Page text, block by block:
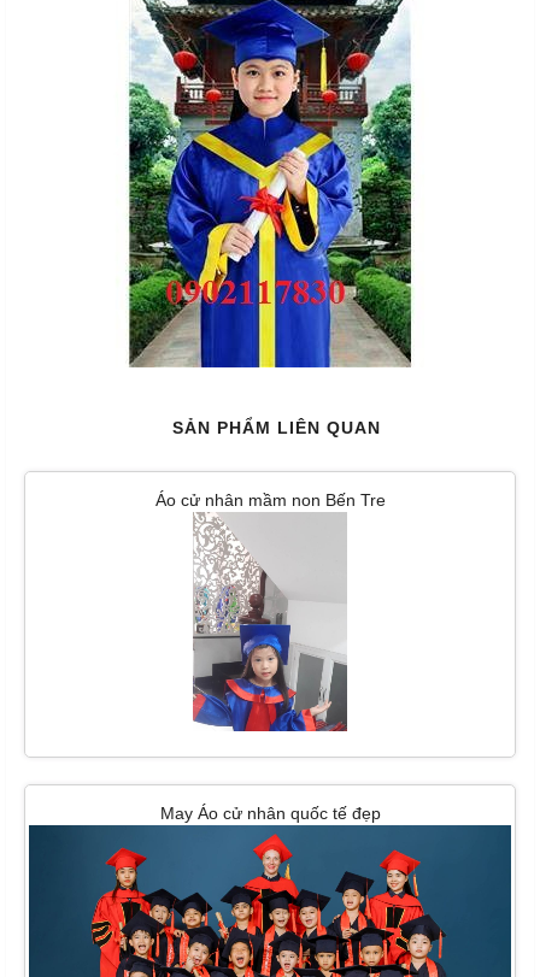
SẢN PHẨM LIÊN QUAN
Áo cử nhân mầm non Bến Tre
May Áo cử nhân quốc tế đẹp